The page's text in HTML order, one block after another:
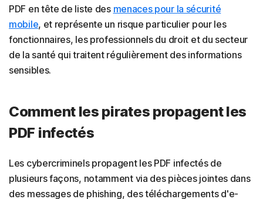
PDF en tête de liste des menaces pour la sécurité
mobile, et représente un risque particulier pour les
fonctionnaires, les professionnels du droit et du secteur
de la santé qui traitent régulièrement des informations
sensibles.
Comment les pirates propagent les
PDF infectés
Les cybercriminels propagent les PDF infectés de
plusieurs façons, notamment via des pièces jointes dans
des messages de phishing, des téléchargements d'e-